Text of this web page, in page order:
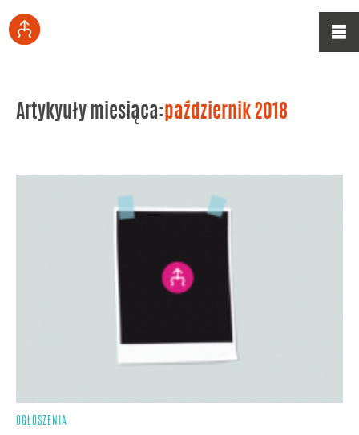
Artykyuły miesiąca: październik 2018
OGŁOSZENIA